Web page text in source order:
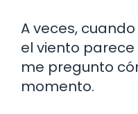
A veces,
el viento
me pregunto
momento.